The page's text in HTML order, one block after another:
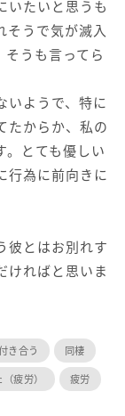
いたいと思うも
そうで気が滅入
うも言ってら
いようで、特に
たからか、私の
。とても優しい
行為に前向きに
彼とはお別れす
ければと思いま
き合う
同棲
疲労）
疲労